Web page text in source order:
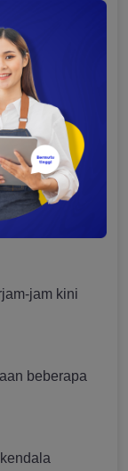
pemotongan
produksi,
Bisnis
puas dan
jam kini
beberapa